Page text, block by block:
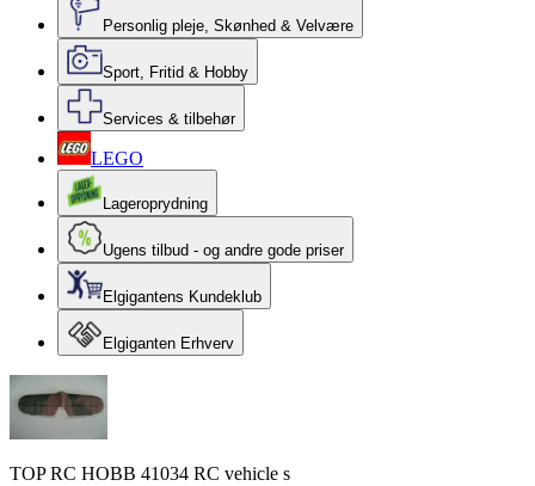
Personlig pleje, Skønhed & Velvære
Sport, Fritid & Hobby
Services & tilbehør
LEGO
Lageroprydning
Ugens tilbud - og andre gode priser
Elgigantens Kundeklub
Elgiganten Erhverv
TOP RC HOBB 41034 RC vehicle s